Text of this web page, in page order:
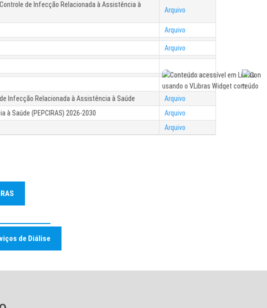
de Infecção Relacionada à Assistência à
Arquivo
Arquivo
Arquivo
Infecção Relacionada à Assistência à Saúde
Arquivo
Saúde (PEPCIRAS) 2026-2030
Arquivo
Arquivo
de Diálise